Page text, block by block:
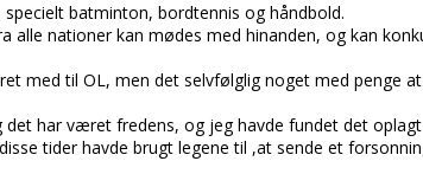
batminton, bordtennis og håndbold.
alle nationer kan mødes med hinanden, og kan
med til OL, men det selvfølglig noget med penge
har været fredens, og jeg havde fundet det
tider havde brugt legene til ,at sende et